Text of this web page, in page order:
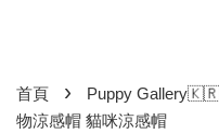
首頁 ›
Puppy Gallery🇰🇷
物涼感帽 貓咪涼感帽